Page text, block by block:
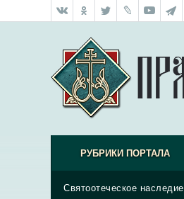
РУБРИКИ ПОРТАЛА
Святоотеческое наследие